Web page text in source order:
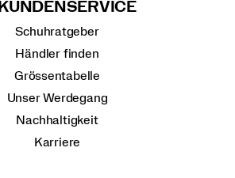
KUNDENSERVICE
Schuhratgeber
Händler finden
Grössentabelle
Unser Werdegang
Nachhaltigkeit
Karriere